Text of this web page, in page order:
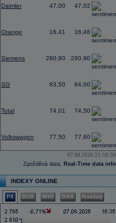
Daimler 47,00 47,02
Orange 16,41 16,48
Siemens 280,80 280,90
SG 83,50 84,00
Total 74,01 74,50
Volkswagen 77,50 77,60
07.08.2026 21:59:30
Zpožděná data, Real-Time data info
INDEXY ONLINE
PX BUX WIG DAX Nasdaq